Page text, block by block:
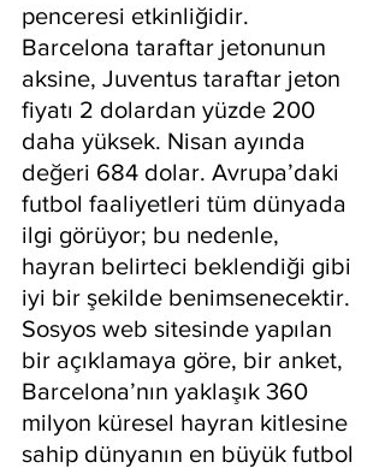
penceresi etkinliğidir.
Barcelona taraftar jetonunun
aksine, Juventus taraftar jeton
fiyatı 2 dolardan yüzde 200
daha yüksek. Nisan ayında
değeri 684 dolar. Avrupa’daki
futbol faaliyetleri tüm dünyada
ilgi görüyor; bu nedenle,
hayran belirteci beklendiği gibi
iyi bir şekilde benimsenecektir.
Sosyos web sitesinde yapılan
bir açıklamaya göre, bir anket,
Barcelona’nın yaklaşık 360
milyon küresel hayran kitlesine
sahip dünyanın en büyük futbol